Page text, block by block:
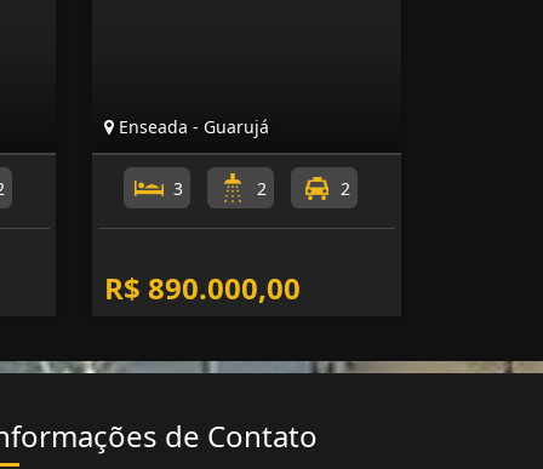
Enseada - Guarujá
3 2 2
R$ 890.000,00
de Contato